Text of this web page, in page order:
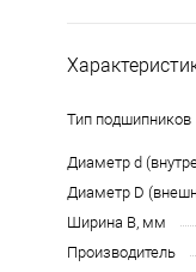
Тип подшипников
Диаметр d
Диаметр D
Ширина B, мм
Производитель